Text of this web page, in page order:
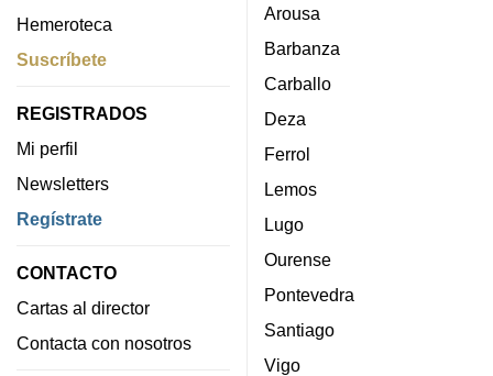
Hemeroteca
Suscríbete
REGISTRADOS
Mi perfil
Newsletters
Regístrate
CONTACTO
Cartas al director
Contacta con nosotros
Arousa
Barbanza
Carballo
Deza
Ferrol
Lemos
Lugo
Ourense
Pontevedra
Santiago
Vigo